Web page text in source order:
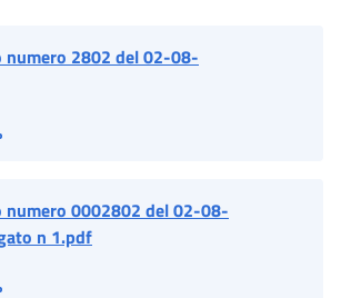
numero 2802 del 02-08-
numero 0002802 del 02-08-
n 1.pdf